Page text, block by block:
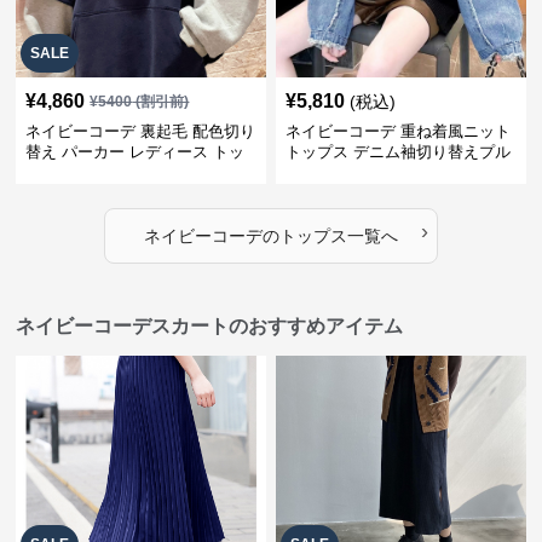
SALE
¥4,860 ¥5400(割引前)
ネイビーコーデ 裏起毛 配色切り
替え パーカー レディース トッ
¥5,810 (税込)
ネイビーコーデ 重ね着風ニット
トップス デニム袖切り替えプル
ネイビーコーデのトップス一覧へ ›
ネイビーコーデスカートのおすすめアイテム